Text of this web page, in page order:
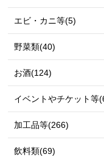
エビ・カニ等(5)
野菜類(40)
お酒(124)
イベントやチケット等
加工品等(266)
飲料類(69)